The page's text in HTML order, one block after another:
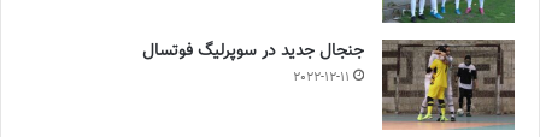
جنجال جدید در سوپرلیگ فوتسال
2022-12-11